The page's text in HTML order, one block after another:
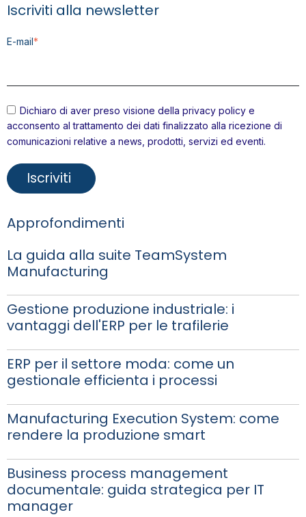
Iscriviti alla newsletter
E-mail*
Dichiaro di aver preso visione della privacy policye
acconsento al trattamento dei dati finalizzato alla ricezione di
comunicazioni relative a news, prodotti, servizi ed eventi.
Approfondimenti
La guida alla suite TeamSystem
Manufacturing
Gestione produzione industriale: i
vantaggi dell'ERP per le trafilerie
ERP per il settore moda: come un
gestionale efficienta i processi
Manufacturing Execution System: come
rendere la produzione smart
Business process management
documentale: guida strategica per IT
manager